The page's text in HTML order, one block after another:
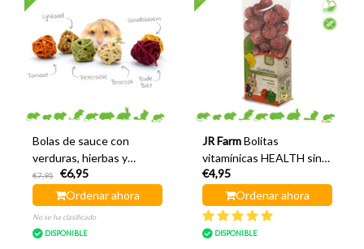
Bolas de sauce con
verduras, hierbas y
semillas
€7,95
€6,95
Ordenar ahora
No se ha clasificado
DISPONIBLE
JR Farm Bolitas
vitamínicas HEALTH sin
cereales sabor pimentón
150 gramos
€4,95
Ordenar ahora
DISPONIBLE